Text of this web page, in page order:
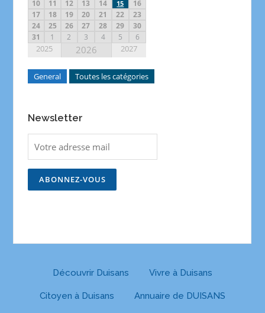
10
11 12 13 14 15
16
17
18 19 20 21 22
23
24
25 26 27 28 29
30
31
1 2 3 4 5 6
2025 2026 2027
General Toutes les catégories
Newsletter
Découvrir Duisans Vivre à Duisans
Citoyen à Duisans Annuaire de DUISANS